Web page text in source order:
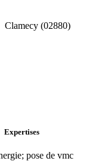
Clamecy (02880)
Expertises
pose de vmc